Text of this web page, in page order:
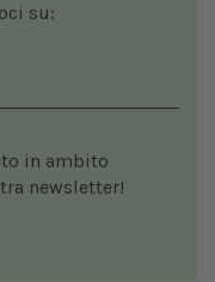
su:
in ambito
newsletter!